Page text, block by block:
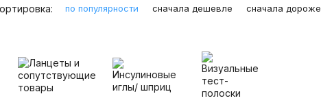
по популярности сначала дешевле сначала дороже